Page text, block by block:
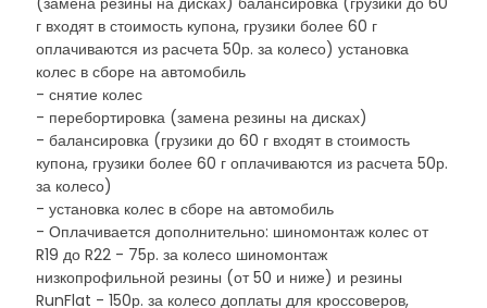
г входят в стоимость купона, грузики более 60 г
оплачиваются из расчета 50р. за колесо) установка
колес в сборе на автомобиль
- снятие колес
- перебортировка (замена резины на дисках)
- балансировка (грузики до 60 г входят в стоимость
купона, грузики более 60 г оплачиваются из расчета 50р.
за колесо)
- установка колес в сборе на автомобиль
- Оплачивается дополнительно: шиномонтаж колес от
R19 до R22 - 75р. за колесо шиномонтаж
низкопрофильной резины (от 50 и ниже) и резины
RunFlat - 150р. за колесо доплаты для кроссоверов,